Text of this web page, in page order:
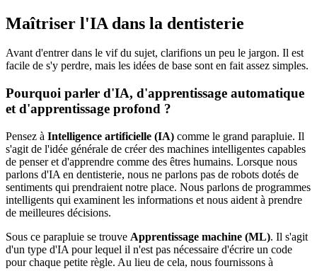
Maîtriser l'IA dans la dentisterie
Avant d'entrer dans le vif du sujet, clarifions un peu le jargon. Il est
facile de s'y perdre, mais les idées de base sont en fait assez simples.
Pourquoi parler d'IA, d'apprentissage automatique
et d'apprentissage profond ?
Pensez à Intelligence artificielle (IA) comme le grand parapluie. Il
s'agit de l'idée générale de créer des machines intelligentes capables
de penser et d'apprendre comme des êtres humains. Lorsque nous
parlons d'IA en dentisterie, nous ne parlons pas de robots dotés de
sentiments qui prendraient notre place. Nous parlons de programmes
intelligents qui examinent les informations et nous aident à prendre
de meilleures décisions.
Sous ce parapluie se trouve Apprentissage machine (ML). Il s'agit
d'un type d'IA pour lequel il n'est pas nécessaire d'écrire un code
pour chaque petite règle. Au lieu de cela, nous fournissons à